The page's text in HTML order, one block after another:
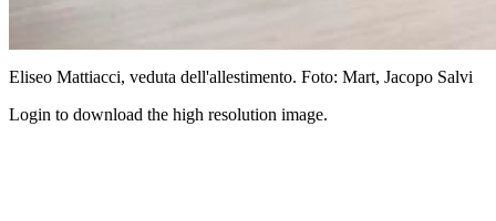
Eliseo Mattiacci, veduta dell'allestimento. Foto: Mart, Jacopo Salvi
Login to download the high resolution image.